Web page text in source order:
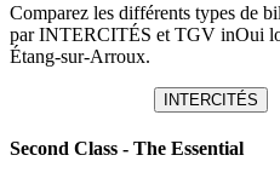
Comparez les différents types de
par INTERCITÉS et TGV inOui
Étang-sur-Arroux.
INTERCITÉS
Second Class - The Essential